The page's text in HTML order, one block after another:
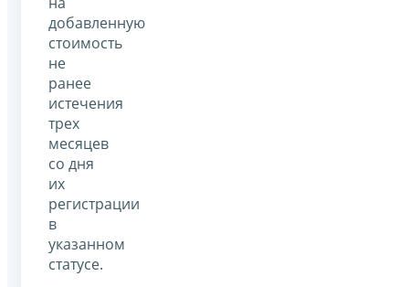
добавленную
стоимость
не
ранее
истечения
трех
месяцев
со дня
их
регистрации
в
указанном
статусе.